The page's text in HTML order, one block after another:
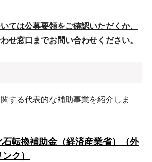
ては公募要領をご確認いただくか、
せ窓口までお問い合わせください。
する代表的な補助事業を紹介しま
転換補助金（経済産業省）（外
ク）